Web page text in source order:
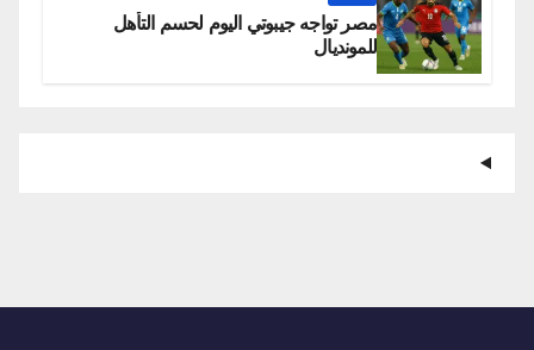
مصر تواجه جيبوتي اليوم لحسم التأهل
للمونديال